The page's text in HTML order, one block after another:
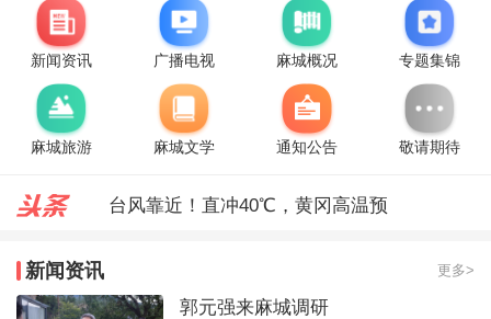
新闻资讯 广播电视 麻城概况 专题集锦
麻城旅游 麻城文学 通知公告 敬请期待
台风靠近！直冲40℃，黄冈高温预
郭元强来麻城调研
新闻资讯 更多>
郭元强来麻城调研